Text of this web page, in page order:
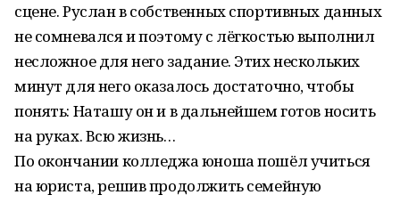
сцене. Руслан в собственных спортивных данных
не сомневался и поэтому с лёгкостью выполнил
несложное для него задание. Этих нескольких
минут для него оказалось достаточно, чтобы
понять: Наташу он и в дальнейшем готов носить
на руках. Всю жизнь…
По окончании колледжа юноша пошёл учиться
на юриста, решив продолжить семейную